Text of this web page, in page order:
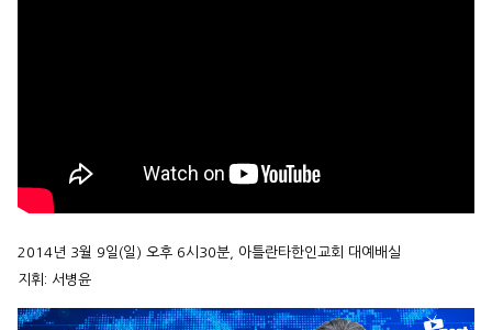
2014년 3월 9일(일) 오후 6시30분, 아틀란타한인교회 대예배실
지휘: 서병윤